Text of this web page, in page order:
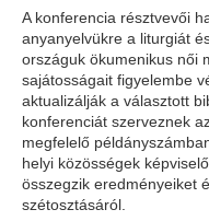
A konferencia résztvevői
anyanyelvükre a liturgiát
országuk ökumenikus női
sajátosságait figyelembe
aktualizálják a választott
konferenciát szerveznek
megfelelő
helyi közösségek
összegzik eredményeiket
szétosztásáról.